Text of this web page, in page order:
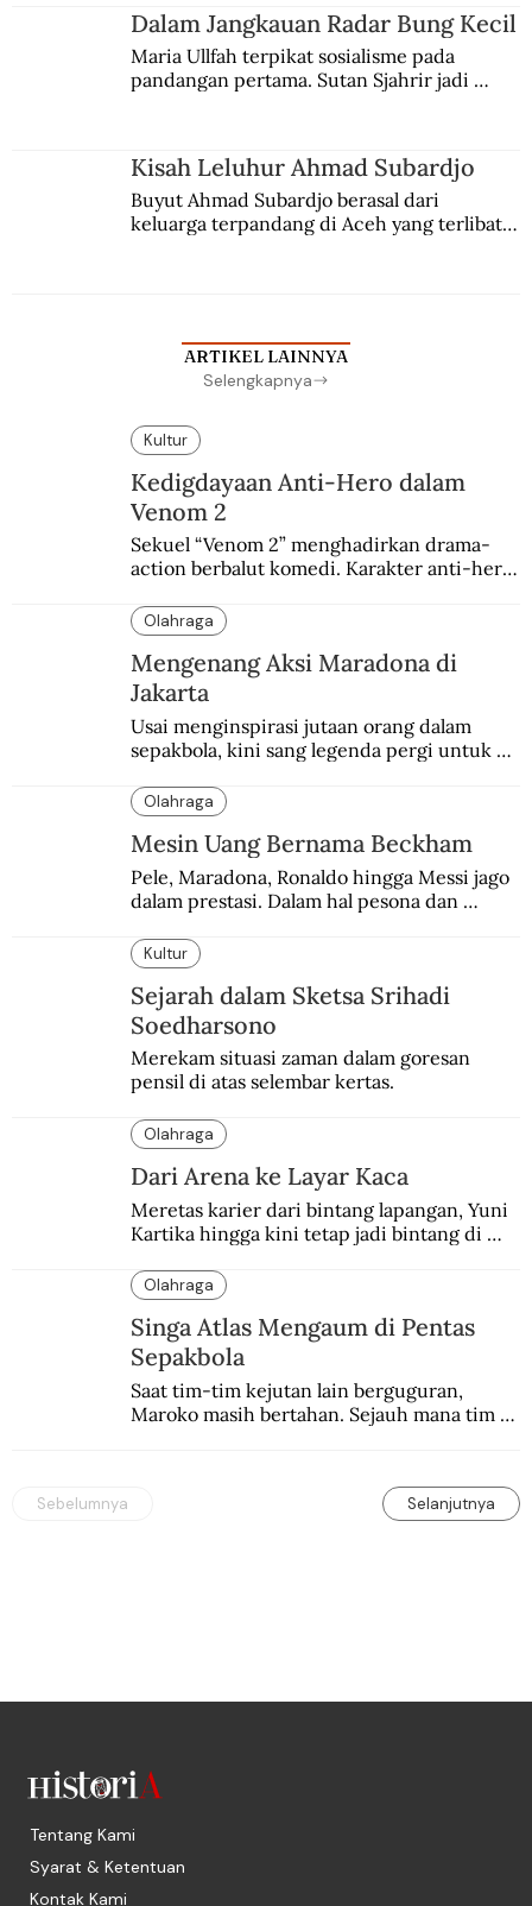
Jules Verne, Multatuli, hingga Sun Yat-sen.
Dalam Jangkauan Radar Bung Kecil
Maria Ullfah terpikat sosialisme pada
pandangan pertama. Sutan Sjahrir jadi
Kisah Leluhur Ahmad Subardjo
Buyut Ahmad Subardjo berasal dari
keluarga terpandang di Aceh yang terlibat
ARTIKEL LAINNYA
Selengkapnya
Kultur
Kedigdayaan Anti-Hero dalam
Venom 2
Sekuel “Venom 2” menghadirkan drama-
action berbalut komedi. Karakter anti-hero
penggemar.
Olahraga
Mengenang Aksi Maradona di
Jakarta
Usai menginspirasi jutaan orang dalam
sepakbola, kini sang legenda pergi untuk
menjadi salah satu kota yang dikunjungi
Maradona.
Olahraga
Mesin Uang Bernama Beckham
Pele, Maradona, Ronaldo hingga Messi jago
dalam prestasi. Dalam hal pesona dan
Kultur
Sejarah dalam Sketsa Srihadi
Soedharsono
Merekam situasi zaman dalam goresan
pensil di atas selembar kertas.
Olahraga
Dari Arena ke Layar Kaca
Meretas karier dari bintang lapangan, Yuni
Kartika hingga kini tetap jadi bintang di
Olahraga
Singa Atlas Mengaum di Pentas
Sepakbola
Saat tim-tim kejutan lain berguguran,
Maroko masih bertahan. Sejauh mana tim
Sebelumnya Selanjutnya
Tentang Kami
Syarat & Ketentuan
Kontak Kami